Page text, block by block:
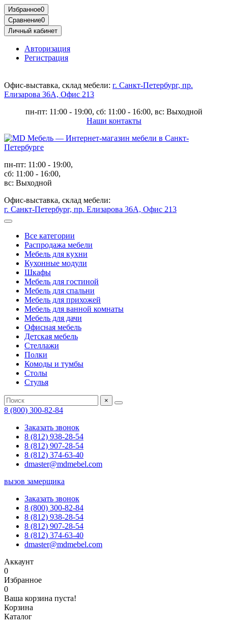
Избранное0
Сравнение0
Личный кабинет
Авторизация
Регистрация
Офис-выставка, склад мебели: г. Санкт-Петербург, пр.
Елизарова 36А, Офис 213
пн-пт: 11:00 - 19:00, сб: 11:00 - 16:00, вс: Выходной
Наши контакты
пн-пт: 11:00 - 19:00,
сб: 11:00 - 16:00,
вс: Выходной
Офис-выставка, склад мебели:
г. Санкт-Петербург, пр. Елизарова 36А, Офис 213
Все категории
Распродажа мебели
Мебель для кухни
Кухонные модули
Шкафы
Мебель для гостиной
Мебель для спальни
Мебель для прихожей
Мебель для ванной комнаты
Мебель для дачи
Офисная мебель
Детская мебель
Стеллажи
Полки
Комоды и тумбы
Столы
Стулья
×
8 (800) 300-82-84
Заказать звонок
8 (812) 938-28-54
8 (812) 907-28-54
8 (812) 374-63-40
dmaster@mdmebel.com
вызов замерщика
Заказать звонок
8 (800) 300-82-84
8 (812) 938-28-54
8 (812) 907-28-54
8 (812) 374-63-40
dmaster@mdmebel.com
Аккаунт
0
Избранное
0
Ваша корзина пуста!
Корзина
Каталог